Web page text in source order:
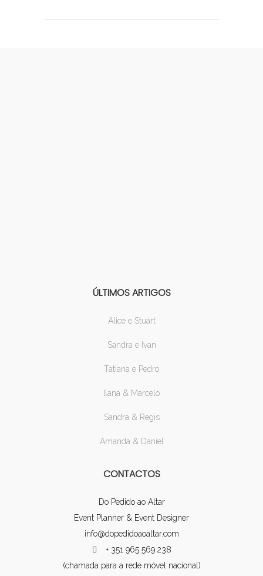
ÚLTIMOS ARTIGOS
Alice e Stuart
Sandra e Ivan
Tatiana e Pedro
Ilana & Marcelo
Sandra & Regis
Amanda & Daniel
CONTACTOS
Do Pedido ao Altar
Event Planner & Event Designer
info@dopedidoaoaltar.com
+ 351 965 569 238
(chamada para a rede móvel nacional)